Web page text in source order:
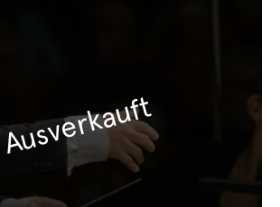
Ausverkauft